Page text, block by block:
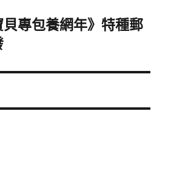
貝專包養網年》特種郵